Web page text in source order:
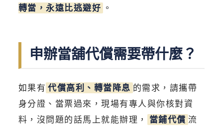
轉當，永遠比逃避好 。
申辦當舖代償需要帶什麼？
如果有 代償高利、轉當降息 的需求，請攜帶
身分證、當票過來，現場有專人與你核對資
料，沒問題的話馬上就能辦理，
當鋪代償 流